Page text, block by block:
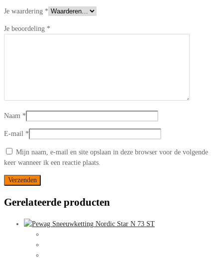
Je waardering *
Je beoordeling *
Naam *
E-mail *
Mijn naam, e-mail en site opslaan in deze browser voor de volgende
keer wanneer ik een reactie plaats.
Gerelateerde producten